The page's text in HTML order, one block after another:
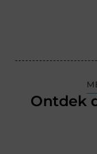
Ontdek